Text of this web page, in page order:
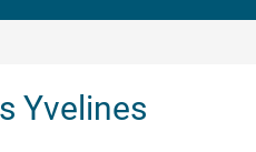
Yvelines